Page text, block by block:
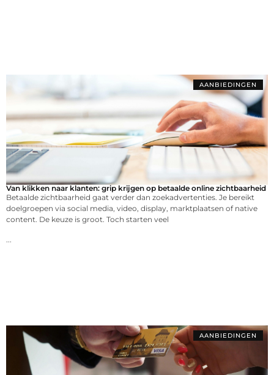
AANBIEDINGEN
Van klikken naar klanten: grip krijgen op betaalde online zichtbaarheid
Betaalde zichtbaarheid gaat verder dan zoekadvertenties. Je bereikt
doelgroepen via social media, video, display, marktplaatsen of native
content. De keuze is groot. Toch starten veel
AANBIEDINGEN